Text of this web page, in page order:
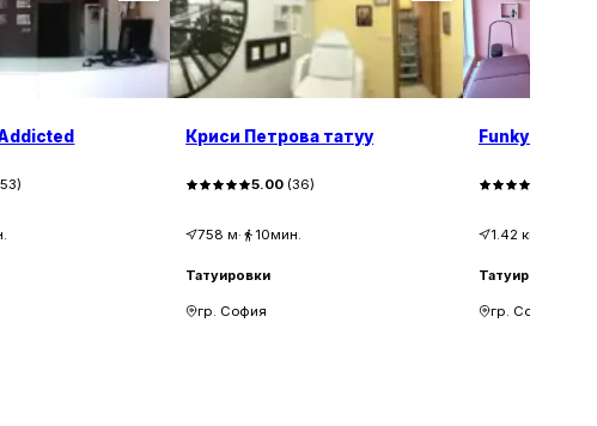
53)
Криси Петрова татуу
5.00 (36)
758 м· 10мин.
Татуировки
гр. София
Funky Tattoo
1.42 км
Татуировки
гр. София